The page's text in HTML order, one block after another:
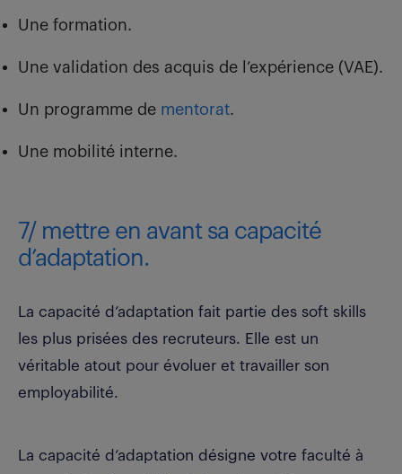
Une formation.
Une validation des acquis de l’expérience (VAE).
Un programme de mentorat.
Une mobilité interne.
7/ mettre en avant sa capacité
d’adaptation.
La capacité d’adaptation fait partie des soft skills
les plus prisées des recruteurs. Elle est un
véritable atout pour évoluer et travailler son
employabilité.
La capacité d’adaptation désigne votre faculté à